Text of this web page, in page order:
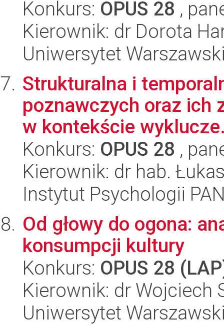
Konkurs: OPUS 28 ,
Kierownik: dr Dorota
Uniwersytet
Strukturalna i
poznawczych oraz ich
w kontekście
Konkurs: OPUS 28 ,
Kierownik: dr hab.
Instytut Psychologii
Od głowy do ogona:
konsumpcji kultury
Konkurs: OPUS 28
Kierownik: dr Wojciech
Uniwersytet